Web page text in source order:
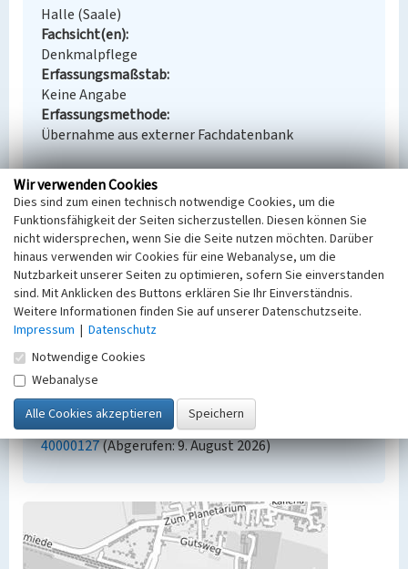
Halle (Saale)
Fachsicht(en)
Denkmalpflege
Erfassungsmaßstab
Keine Angabe
Erfassungsmethode
Übernahme aus externer Fachdatenbank
Empfohlene Zitierweise
Urheberrechtlicher Hinweis
Der hier präsentierte Inhalt steht unter der freien
Lizenz dl-by-de/2.0 (Namensnennung). Die
angezeigten Medien unterliegen möglicherweise
zusätzlichen urheberrechtlichen Bedingungen, die
Empfohlene Zitierweise
„Hochkkippe der Grube Alwine”. In: KuLaDig,
Kultur.Landschaft.Digital. URL:
https://www.kuladig.de/Objektansicht/BKM-
40000127(Abgerufen: 9. August 2026)
Wir verwenden Cookies
Dies sind zum einen technisch notwendige Cookies, um die
Funktionsfähigkeit der Seiten sicherzustellen. Diesen können Sie
nicht widersprechen, wenn Sie die Seite nutzen möchten. Darüber
hinaus verwenden wir Cookies für eine Webanalyse, um die
Nutzbarkeit unserer Seiten zu optimieren, sofern Sie einverstanden
sind. Mit Anklicken des Buttons erklären Sie Ihr Einverständnis.
Weitere Informationen finden Sie auf unserer Datenschutzseite.
Impressum | Datenschutz
Notwendige Cookies
Webanalyse